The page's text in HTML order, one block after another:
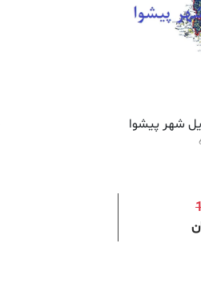
شهر پیشوا